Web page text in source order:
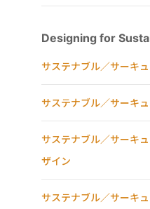
Designing for
サステナブル／サーキ
サステナブル／サーキ
サステナブル／サーキ
ザイン
サステナブル／サーキ